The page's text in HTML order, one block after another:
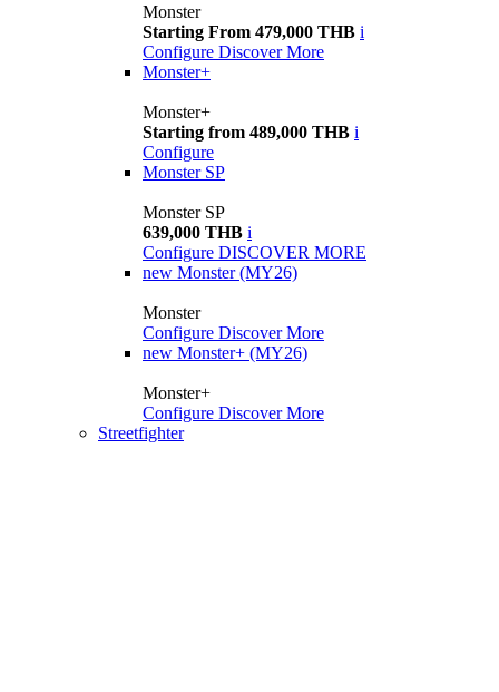
Monster
Starting From 479,000 THB i
Configure Discover More
Monster+
Monster+
Starting from 489,000 THB i
Configure
Monster SP
Monster SP
639,000 THB i
Configure DISCOVER MORE
new Monster (MY26)
Monster
Configure Discover More
new Monster+ (MY26)
Monster+
Configure Discover More
Streetfighter